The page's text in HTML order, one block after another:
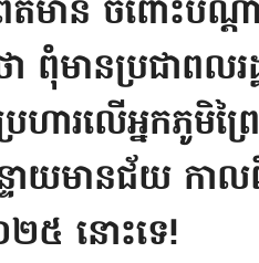
ត៌មាន ចំពោះបណ្
មានប្រជាពលរដ្ឋ
ារលើអ្នកភូមិព្រ
ទាយមានជ័យ កា
២៥ នោះទេ!